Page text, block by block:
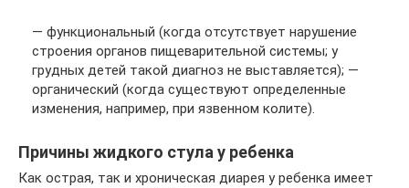
— функциональный (когда отсутствует нарушение
строения органов пищеварительной системы; у
грудных детей такой диагноз не выставляется); —
органический (когда существуют определенные
изменения, например, при язвенном колите).
Причины жидкого стула у ребенка
Как острая, так и хроническая диарея у ребенка имеет